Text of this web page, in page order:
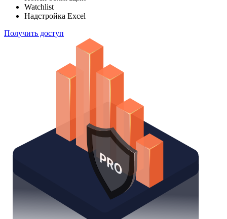
Отслеживайте свой портфель наиболее эффективным
способом
Поиск облигаций
Надстройка Excel
Получить доступ